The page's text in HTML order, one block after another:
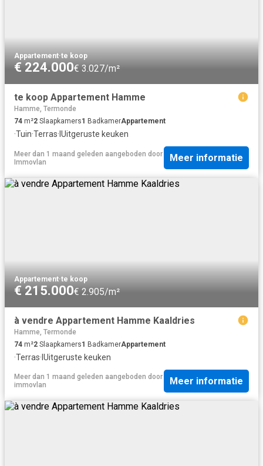
Appartement·te koop
€ 224.000€ 3.027/m²
te koop Appartement Hamme
Hamme, Termonde
74 m²2 Slaapkamers1 BadkamerAppartement
·Tuin·Terras· IUitgeruste keuken
Meer dan 1 maand geleden aangeboden door
Immovlan
Meer informatie
Appartement·te koop
€ 215.000€ 2.905/m²
à vendre Appartement Hamme Kaaldries
Hamme, Termonde
74 m²2 Slaapkamers1 BadkamerAppartement
·Terras·IUitgeruste keuken
Meer dan 1 maand geleden aangeboden door
immovlan
Meer informatie